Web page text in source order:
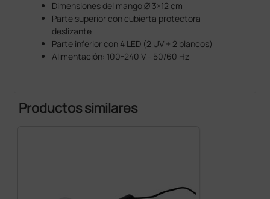
Dimensiones del mango Ø 3×12 cm
Parte superior con cubierta protectora
deslizante
Parte inferior con 4 LED (2 UV + 2 blancos)
Alimentación: 100-240 V - 50/60 Hz
Productos similares